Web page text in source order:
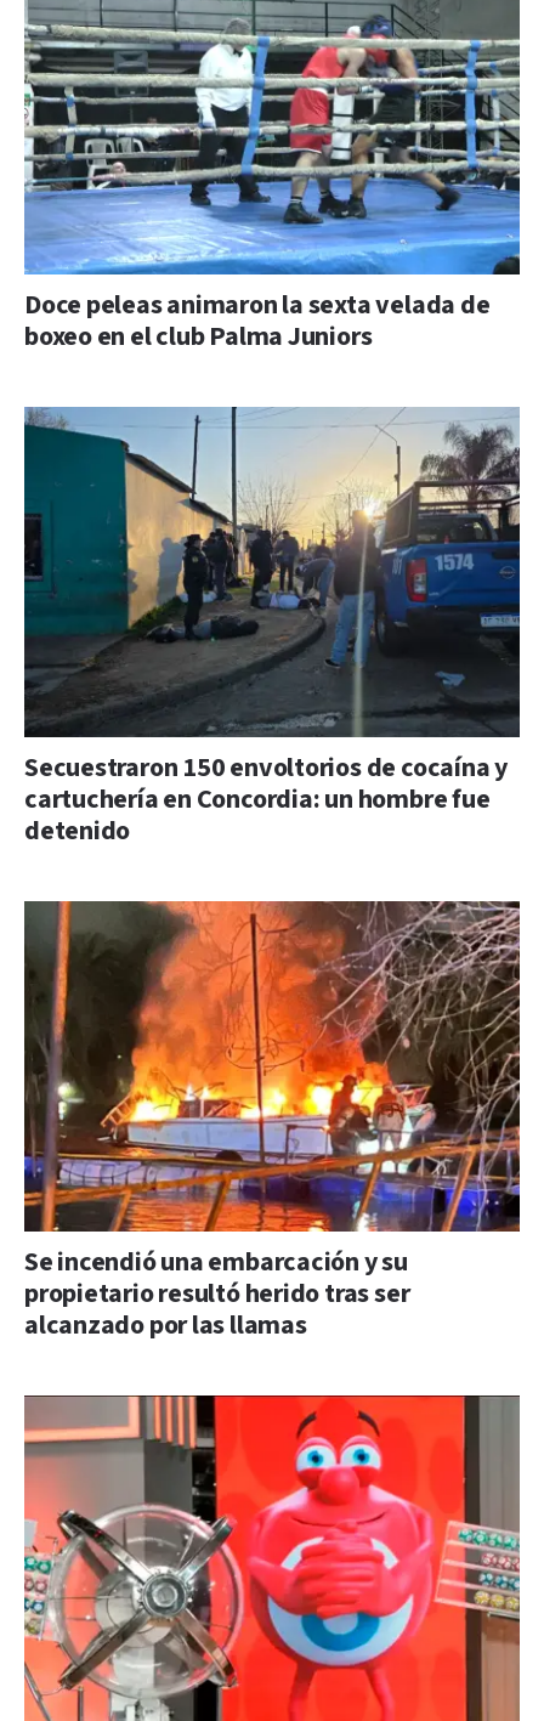
Doce peleas animaron la sexta velada de
boxeo en el club Palma Juniors
Secuestraron 150 envoltorios de cocaína y
cartuchería en Concordia: un hombre fue
detenido
Se incendió una embarcación y su
propietario resultó herido tras ser
alcanzado por las llamas